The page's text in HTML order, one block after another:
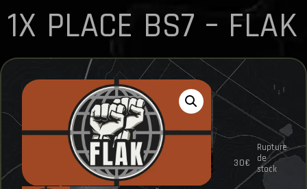
1X PLACE BS7 – FLAK
30€
Rupture
de
stock